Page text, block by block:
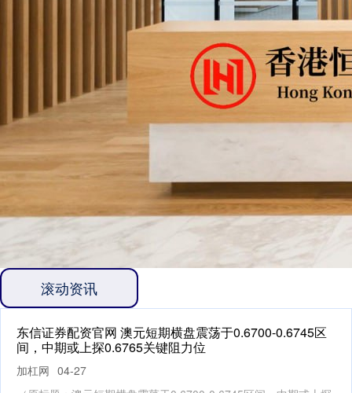
滚动资讯
东信证券配资官网 澳元短期横盘震荡于0.6700-0.6745区
间，中期或上探0.6765关键阻力位
加杠网 04-27